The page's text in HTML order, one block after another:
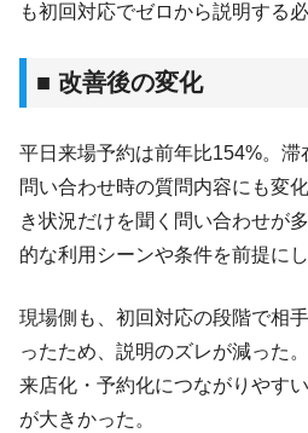
も初回対応でゼロから説明する
■ 改善後の変化
平日来場予約は前年比154%。滞
問い合わせ時の質問内容にも変
き状況だけを聞く問い合わせが
的な利用シーンや条件を前提に
現場側も、初回対応の段階で相
ったため、説明のズレが減った
来店化・予約化につながりやす
が大きかった。